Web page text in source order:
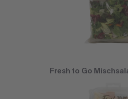
Fresh to Go